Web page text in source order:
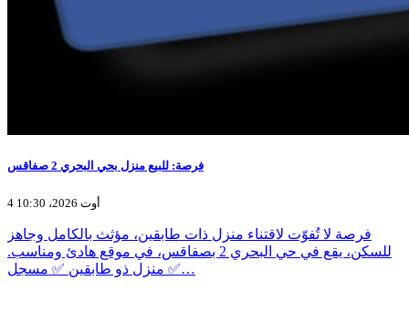
فرصة: للبيع منزل بحي البحري 2 صفاقس
4 أوت 2026، 10:30
فرصة لا تُفوّت لاقتناء منزل ذات طابقين، مؤثث بالكامل وجاهز
للسكن، يقع في حي البحري 2 بصفاقس، في موقع هادئ ومناسب.
✅ منزل ذو طابقين ✅ مسجل…